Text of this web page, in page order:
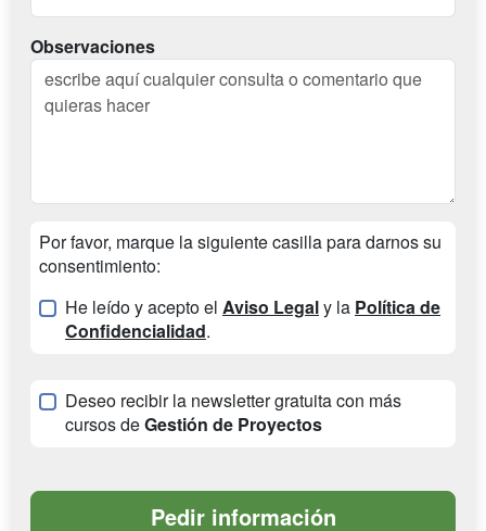
Observaciones
Por favor, marque la siguiente casilla para darnos su
consentimiento:
He leído y acepto el Aviso Legaly la Política de
Confidencialidad.
Deseo recibir la newsletter gratuita con más
cursos deGestión de Proyectos